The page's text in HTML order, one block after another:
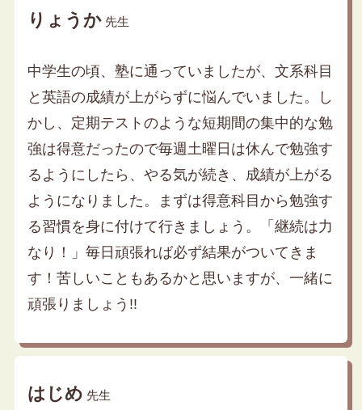
りょうか先生
中学生の頃、塾に通っていましたが、文系科目
と英語の成績が上がらずに悩んでいました。し
かし、定期テストのような短期間の集中的な勉
強は得意だったので毎週土曜日は休んで勉強す
るようにしたら、やる気が続き、成績が上がる
ようになりました。まずは得意科目から勉強す
る習慣を身に付けて行きましょう。「継続は力
なり！」毎日頑張れば必ず結果がついてきま
す！苦しいこともあるかと思いますが、一緒に
頑張りましょう!!
はじめ 先生